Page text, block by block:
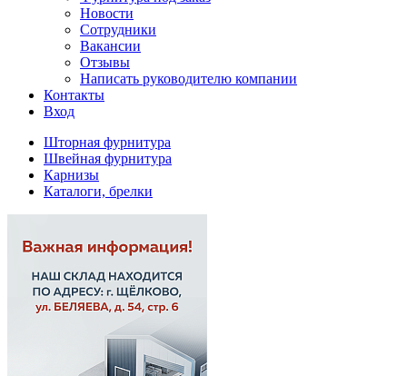
Новости
Сотрудники
Вакансии
Отзывы
Написать руководителю компании
Контакты
Вход
Шторная фурнитура
Швейная фурнитура
Карнизы
Каталоги, брелки